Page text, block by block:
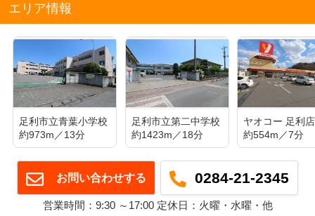
エリア情報
足利市立青葉小学校
約973m／13分
足利市立第二中学校
約1423m／18分
ヤオコー 足利店
約554m／7分
お問い合わせする 0284-21-2345
営業時間：9:30 ～17:00 定休日：火曜・水曜・他